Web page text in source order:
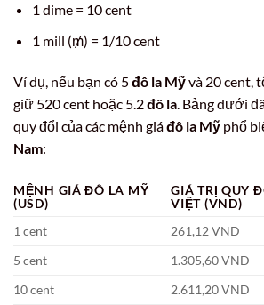
1 dime = 10 cent
1 mill (₥) = 1/10 cent
Ví dụ, nếu bạn có 5đô la Mỹvà 20 cent,
giữ 520 cent hoặc 5.2đô la . Bảng dưới
quy đổi của các mệnh giáđô la Mỹ phổ
Nam:
MỆNH GIÁ ĐÔ LA MỸ
(USD)
GIÁ TRỊ QUY
VIỆT (VND)
1 cent
261,12 VND
5 cent
1.305,60 VND
10 cent
2.611,20 VND